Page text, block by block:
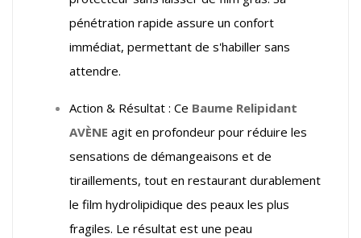
pénétration rapide assure un confort
immédiat, permettant de s'habiller sans
attendre.
Action & Résultat : Ce Baume Relipidant
AVÈNE agit en profondeur pour réduire les
sensations de démangeaisons et de
tiraillements, tout en restaurant durablement
le film hydrolipidique des peaux les plus
fragiles. Le résultat est une peau